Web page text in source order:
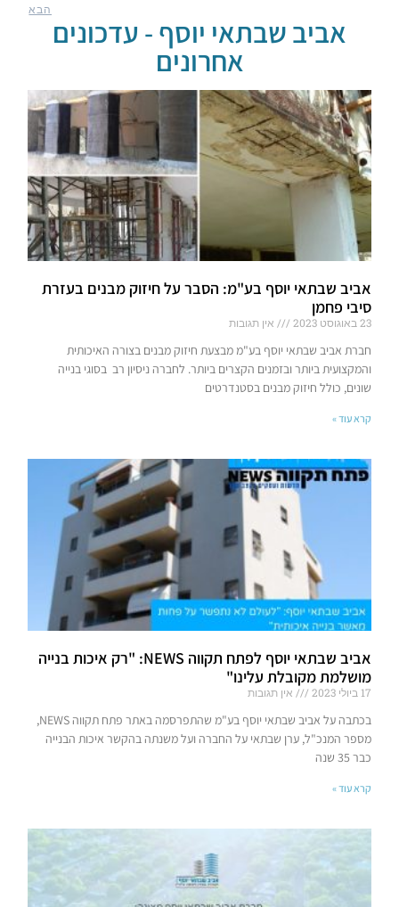
הבא
אביב שבתאי יוסף - עדכונים
אחרונים
אביב שבתאי יוסף בע"מ: הסבר על חיזוק מבנים בעזרת
סיבי פחמן
23 באוגוסט 2023 אין תגובות
חברת אביב שבתאי יוסף בע"מ מבצעת חיזוק מבנים בצורה האיכותית
והמקצועית ביותר ובזמנים הקצרים ביותר. לחברה ניסיון רב בסוגי בנייה
שונים, כולל חיזוק מבנים בסטנדרטים
קרא עוד »
אביב שבתאי יוסף לפתח תקווה NEWS: "רק איכות בנייה
מושלמת מקובלת עלינו"
17 ביולי 2023 אין תגובות
בכתבה על אביב שבתאי יוסף בע"מ שהתפרסמה באתר פתח תקווה NEWS,
מספר המנכ"ל, ערן שבתאי על החברה ועל משנתה בהקשר איכות הבנייה
כבר 35 שנה
קרא עוד »